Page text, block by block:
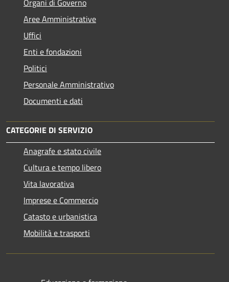
Aree Amministrative
Uffici
Enti e fondazioni
Politici
Personale Amministrativo
Documenti e dati
CATEGORIE DI SERVIZIO
Anagrafe e stato civile
Cultura e tempo libero
Vita lavorativa
Imprese e Commercio
Catasto e urbanistica
Mobilità e trasporti